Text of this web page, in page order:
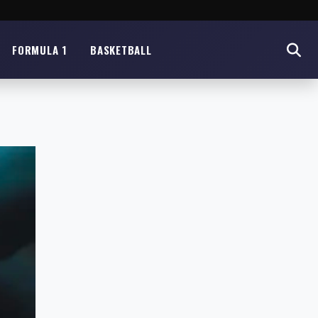
FORMULA 1 BASKETBALL